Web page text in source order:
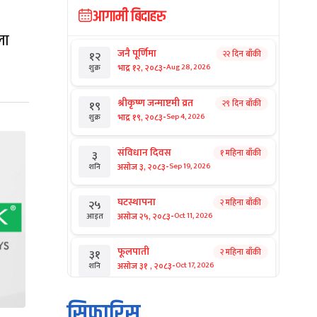
आगामी बिदाहरु
१२
शुक्र
जनै पूर्णिमा
भाद्र १२, २०८३-Aug 28, 2026
२२ दिन बाँकी
१९
शुक्र
श्रीकृष्ण जन्माष्टमी व्रत
भाद्र १९, २०८३-Sep 4, 2026
२९ दिन बाँकी
३
शनि
संविधान दिवस
असोज ३, २०८३-Sep 19, 2026
१ महिना बाँकी
२५
आइत
घटस्थापना
असोज २५, २०८३-Oct 11, 2026
२ महिना बाँकी
३१
शनि
फूलपाती
असोज ३१ , २०८३-Oct 17, 2026
२ महिना बाँकी
१ कार्तिक सङ्क्रान्ति